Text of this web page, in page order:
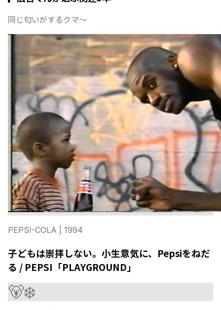
同じ匂いがするクマ〜
PEPSI-COLA | 1994
子どもは崇拝しない。小生意気に、Pepsiをねだ
る / PEPSI「PLAYGROUND」
🐻‍❄️